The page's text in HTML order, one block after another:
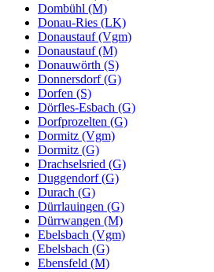
Dombühl (M)
Donau-Ries (LK)
Donaustauf (Vgm)
Donaustauf (M)
Donauwörth (S)
Donnersdorf (G)
Dorfen (S)
Dörfles-Esbach (G)
Dorfprozelten (G)
Dormitz (Vgm)
Dormitz (G)
Drachselsried (G)
Duggendorf (G)
Durach (G)
Dürrlauingen (G)
Dürrwangen (M)
Ebelsbach (Vgm)
Ebelsbach (G)
Ebensfeld (M)